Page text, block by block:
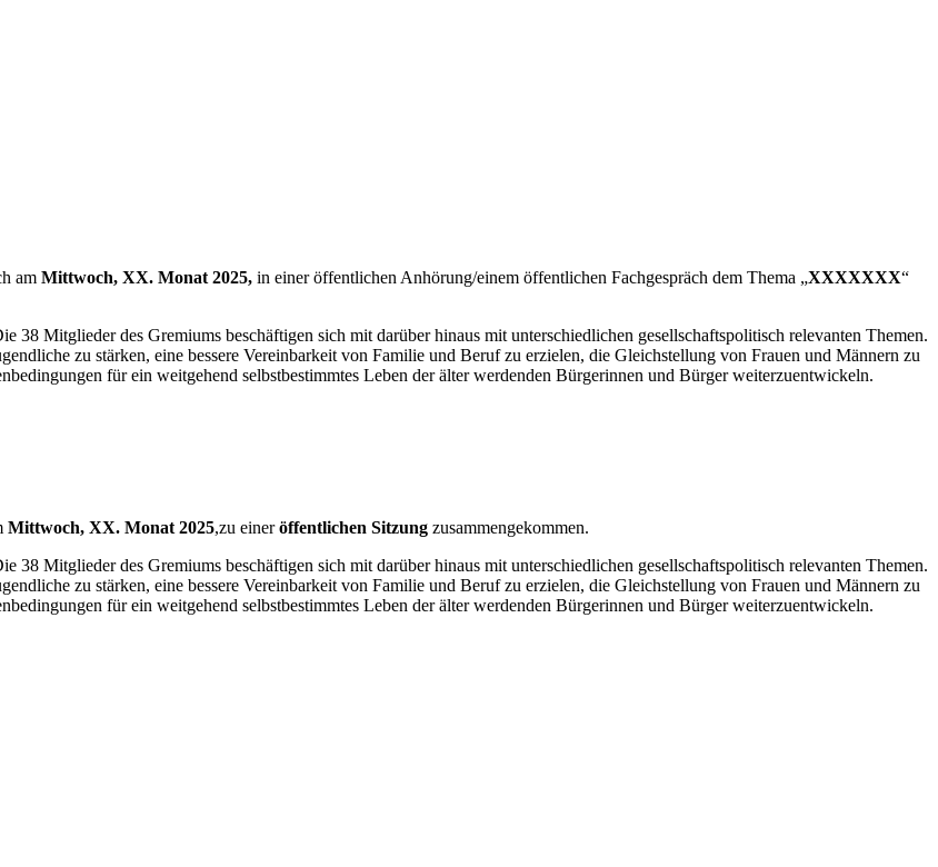
am Mittwoch, XX. Monat 2025, in einer öffentlichen Anhörung/einem öffentlichen Fachgespräch dem Thema „XXXXXXX“
Mitglieder des Gremiums beschäftigen sich mit darüber hinaus mit unterschiedlichen gesellschaftspolitisch relevanten Themen.
zu stärken, eine bessere Vereinbarkeit von Familie und Beruf zu erzielen, die Gleichstellung von Frauen und Männern zu
für ein weitgehend selbstbestimmtes Leben der älter werdenden Bürgerinnen und Bürger weiterzuentwickeln.
Mittwoch, XX. Monat 2025,zu eineröffentlichen Sitzung zusammengekommen.
Mitglieder des Gremiums beschäftigen sich mit darüber hinaus mit unterschiedlichen gesellschaftspolitisch relevanten Themen.
zu stärken, eine bessere Vereinbarkeit von Familie und Beruf zu erzielen, die Gleichstellung von Frauen und Männern zu
für ein weitgehend selbstbestimmtes Leben der älter werdenden Bürgerinnen und Bürger weiterzuentwickeln.